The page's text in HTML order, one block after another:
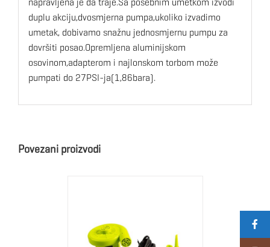
duplu akciju,dvosmjerna pumpa,ukoliko izvadimo
umetak, dobivamo snažnu jednosmjernu pumpu za
dovršiti posao.Opremljena aluminijskom
osovinom,adapterom i najlonskom torbom može
pumpati do 27PSI-ja(1,86bara).
Povezani proizvodi